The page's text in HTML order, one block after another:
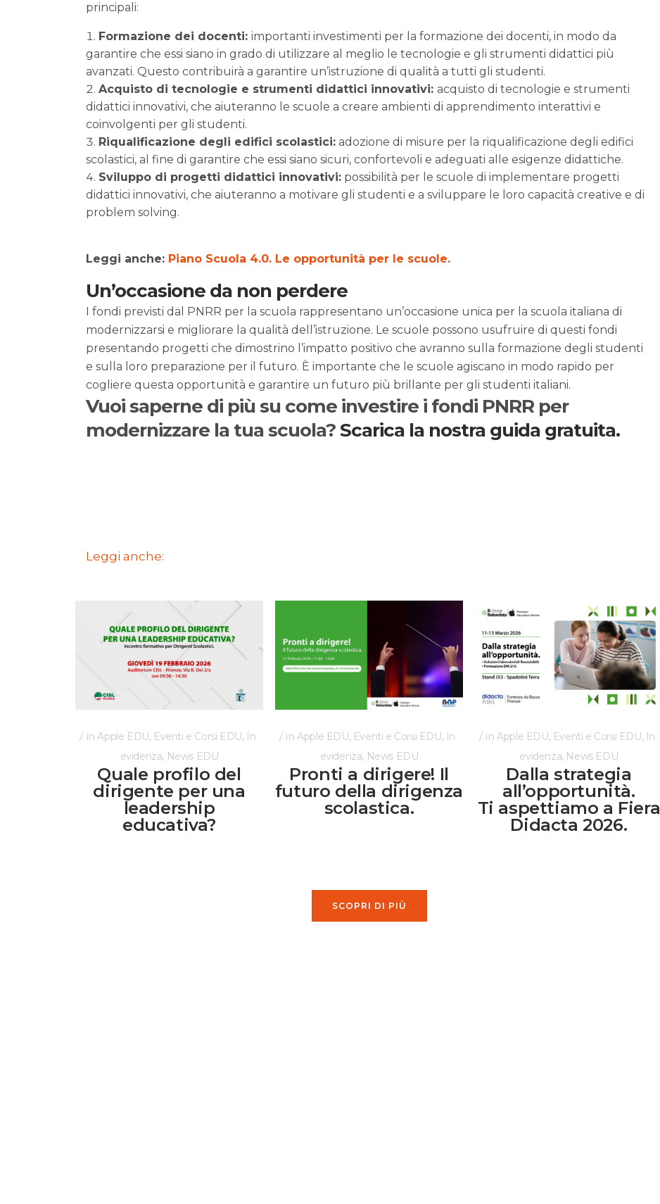
principali:
Formazione dei docenti: importanti investimenti per la formazione dei docenti, in modo da
garantire che essi siano in grado di utilizzare al meglio le tecnologie e gli strumenti didattici più
avanzati. Questo contribuirà a garantire un’istruzione di qualità a tutti gli studenti.
Acquisto di tecnologie e strumenti didattici innovativi: acquisto di tecnologie e strumenti
didattici innovativi, che aiuteranno le scuole a creare ambienti di apprendimento interattivi e
coinvolgenti per gli studenti.
Riqualificazione degli edifici scolastici: adozione di misure per la riqualificazione degli edifici
scolastici, al fine di garantire che essi siano sicuri, confortevoli e adeguati alle esigenze didattiche.
Sviluppo di progetti didattici innovativi: possibilità per le scuole di implementare progetti
didattici innovativi, che aiuteranno a motivare gli studenti e a sviluppare le loro capacità creative e di
problem solving.
Leggi anche: Piano Scuola 4.0. Le opportunità per le scuole.
Un’occasione da non perdere
I fondi previsti dal PNRR per la scuola rappresentano un’occasione unica per la scuola italiana di
modernizzarsi e migliorare la qualità dell’istruzione. Le scuole possono usufruire di questi fondi
presentando progetti che dimostrino l’impatto positivo che avranno sulla formazione degli studenti
e sulla loro preparazione per il futuro. È importante che le scuole agiscano in modo rapido per
cogliere questa opportunità e garantire un futuro più brillante per gli studenti italiani.
Vuoi saperne di più su come investire i fondi PNRR per
modernizzare la tua scuola?Scarica la nostra guida gratuita.
Leggi anche:
in Apple EDU, Eventi e Corsi EDU, In
evidenza, News EDU
Quale profilo del
dirigente per una
leadership
educativa?
in Apple EDU, Eventi e Corsi EDU, In
evidenza, News EDU
Pronti a dirigere! Il
futuro della dirigenza
scolastica.
in Apple EDU, Eventi e Corsi EDU, In
evidenza, News EDU
Dalla strategia
all’opportunità.
Ti aspettiamo a Fiera
Didacta 2026.
SCOPRI DI PIÙ